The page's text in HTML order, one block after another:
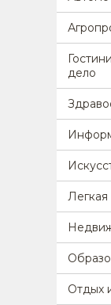
дело
Отдых